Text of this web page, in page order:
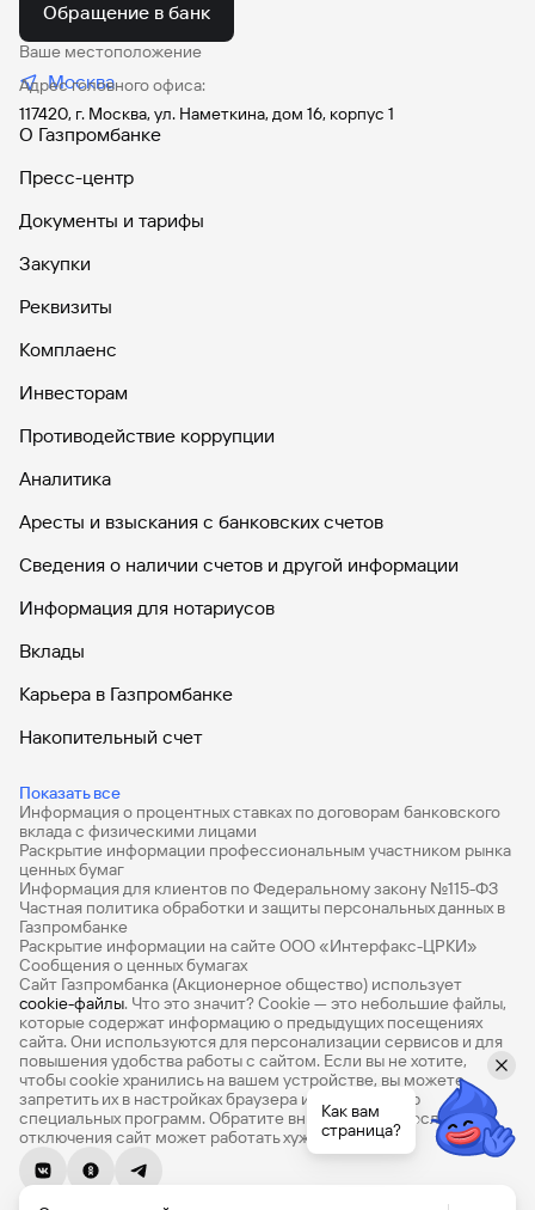
Обращение в банк
Ваше местоположение
Москва
Адрес головного офиса:
117420, г. Москва, ул. Наметкина, дом 16, корпус 1
О Газпромбанке
Пресс-центр
Документы и тарифы
Закупки
Реквизиты
Комплаенс
Инвесторам
Противодействие коррупции
Аналитика
Аресты и взыскания с банковских счетов
Сведения о наличии счетов и другой информации
Информация для нотариусов
Вклады
Карьера в Газпромбанке
Накопительный счет
Показать все
Дебетовые карты с бесплатным обслуживанием
Все накопительные счета
Банковские вклады на 3 месяца
Вклады с высоким процентом
Калькулятор вкладов
Виртуальные карты
Премиум
Private
РКО
Информация о процентных ставках по договорам банковского
вклада с физическими лицами
Раскрытие информации профессиональным участником рынка
ценных бумаг
Информация для клиентов по Федеральному закону №115-ФЗ
Частная политика обработки и защиты персональных данных в
Газпромбанке
Раскрытие информации на сайте ООО «Интерфакс-ЦРКИ»
Сообщения о ценных бумагах
Сайт Газпромбанка (Акционерное общество) использует
cookie-файлы. Что это значит? Сookie — это небольшие файлы,
которые содержат информацию о предыдущих посещениях
сайта. Они используются для персонализации сервисов и для
повышения удобства работы с сайтом. Если вы не хотите,
чтобы сookie хранились на вашем устройстве, вы можете
запретить их в настройках браузера или с помощью
специальных программ. Обратите внимание, что после их
отключения сайт может работать хуже
© 1990-2026, Банк ГПБ (АО) Генеральная лицензия Банка
Как вам
страница?